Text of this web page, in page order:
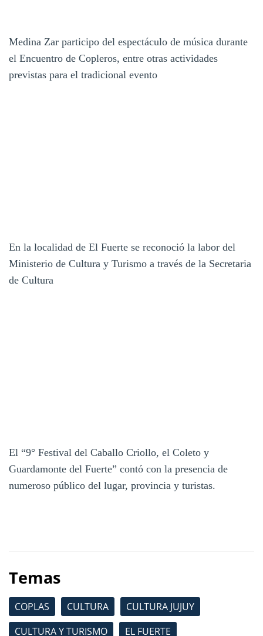
Medina Zar participo del espectáculo de música durante
el Encuentro de Copleros, entre otras actividades
previstas para el tradicional evento
En la localidad de El Fuerte se reconoció la labor del
Ministerio de Cultura y Turismo a través de la Secretaria
de Cultura
El “9° Festival del Caballo Criollo, el Coleto y
Guardamonte del Fuerte” contó con la presencia de
numeroso público del lugar, provincia y turistas.
Temas
COPLAS CULTURA
CULTURA JUJUY
CULTURA Y TURISMO
EL FUERTE